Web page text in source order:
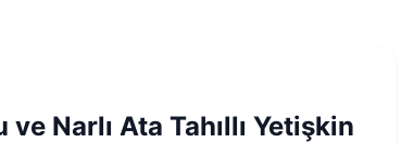
Narlı Ata Tahıllı Yetişkin